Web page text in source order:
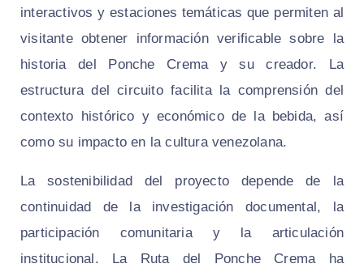
interactivos y estaciones temáticas que permiten al
visitante obtener información verificable sobre la
historia del Ponche Crema y su creador. La
estructura del circuito facilita la comprensión del
contexto histórico y económico de la bebida, así
como su impacto en la cultura venezolana.
La sostenibilidad del proyecto depende de la
continuidad de la investigación documental, la
participación comunitaria y la articulación
institucional. La Ruta del Ponche Crema ha